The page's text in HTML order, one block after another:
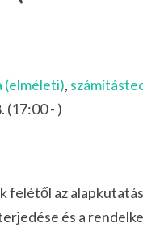
(elméleti),
(17:00 - )
felétől az
és a